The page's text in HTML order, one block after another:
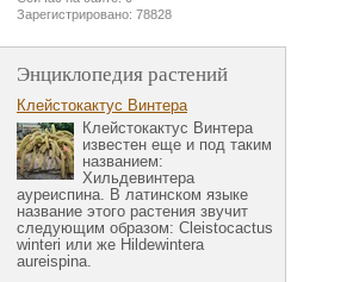
Зарегистрировано: 78828
Энциклопедия растений
Клейстокактус Винтера
Клейстокактус Винтера
известен еще и под таким
названием:
Хильдевинтера
ауреиспина. В латинском языке
название этого растения звучит
следующим образом: Cleistocactus
winteri или же Hildewintera
aureispina.